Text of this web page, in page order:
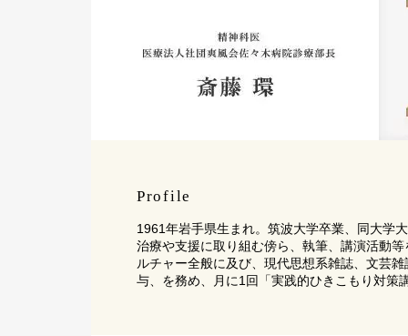
Profile
1961年岩手県生まれ。筑波大学卒業、同大学
治療や支援に取り組む傍ら、執筆、講演活動
ルチャー全般に及び、現代思想系雑誌、文芸
与、を務め、月に1回「実践的ひきこもり対策